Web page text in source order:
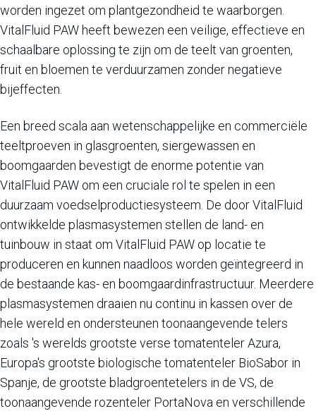
worden ingezet om plantgezondheid te waarborgen.
VitalFluid PAW heeft bewezen een veilige, effectieve en
schaalbare oplossing te zijn om de teelt van groenten,
fruit en bloemen te verduurzamen zonder negatieve
bijeffecten.
Een breed scala aan wetenschappelijke en commerciële
teeltproeven in glasgroenten, siergewassen en
boomgaarden bevestigt de enorme potentie van
VitalFluid PAW om een cruciale rol te spelen in een
duurzaam voedselproductiesysteem. De door VitalFluid
ontwikkelde plasmasystemen stellen de land- en
tuinbouw in staat om VitalFluid PAW op locatie te
produceren en kunnen naadloos worden geïntegreerd in
de bestaande kas- en boomgaardinfrastructuur. Meerdere
plasmasystemen draaien nu continu in kassen over de
hele wereld en ondersteunen toonaangevende telers
zoals 's werelds grootste verse tomatenteler Azura,
Europa's grootste biologische tomatenteler BioSabor in
Spanje, de grootste bladgroentetelers in de VS, de
toonaangevende rozenteler PortaNova en verschillende